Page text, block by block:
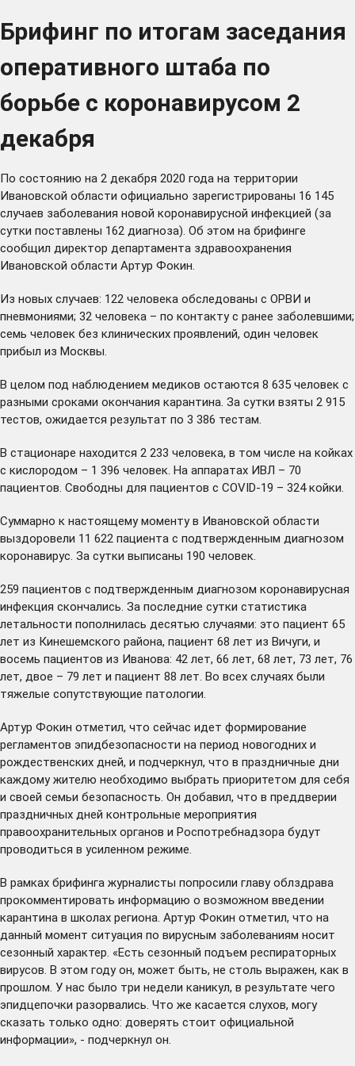
Брифинг по итогам заседания
оперативного штаба по
борьбе с коронавирусом 2
декабря
По состоянию на 2 декабря 2020 года на территории
Ивановской области официально зарегистрированы 16 145
случаев заболевания новой коронавирусной инфекцией (за
сутки поставлены 162 диагноза). Об этом на брифинге
сообщил директор департамента здравоохранения
Ивановской области Артур Фокин.
Из новых случаев: 122 человека обследованы с ОРВИ и
пневмониями; 32 человека – по контакту с ранее заболевшими;
семь человек без клинических проявлений, один человек
прибыл из Москвы.
В целом под наблюдением медиков остаются 8 635 человек с
разными сроками окончания карантина. За сутки взяты 2 915
тестов, ожидается результат по 3 386 тестам.
В стационаре находится 2 233 человека, в том числе на койках
с кислородом – 1 396 человек. На аппаратах ИВЛ – 70
пациентов. Свободны для пациентов с COVID-19 – 324 койки.
Суммарно к настоящему моменту в Ивановской области
выздоровели 11 622 пациента с подтвержденным диагнозом
коронавирус. За сутки выписаны 190 человек.
259 пациентов с подтвержденным диагнозом коронавирусная
инфекция скончались. За последние сутки статистика
летальности пополнилась десятью случаями: это пациент 65
лет из Кинешемского района, пациент 68 лет из Вичуги, и
восемь пациентов из Иванова: 42 лет, 66 лет, 68 лет, 73 лет, 76
лет, двое – 79 лет и пациент 88 лет. Во всех случаях были
тяжелые сопутствующие патологии.
Артур Фокин отметил, что сейчас идет формирование
регламентов эпидбезопасности на период новогодних и
рождественских дней, и подчеркнул, что в праздничные дни
каждому жителю необходимо выбрать приоритетом для себя
и своей семьи безопасность. Он добавил, что в преддверии
праздничных дней контрольные мероприятия
правоохранительных органов и Роспотребнадзора будут
проводиться в усиленном режиме.
В рамках брифинга журналисты попросили главу облздрава
прокомментировать информацию о возможном введении
карантина в школах региона. Артур Фокин отметил, что на
данный момент ситуация по вирусным заболеваниям носит
сезонный характер. «Есть сезонный подъем респираторных
вирусов. В этом году он, может быть, не столь выражен, как в
прошлом. У нас было три недели каникул, в результате чего
эпидцепочки разорвались. Что же касается слухов, могу
сказать только одно: доверять стоит официальной
информации», - подчеркнул он.